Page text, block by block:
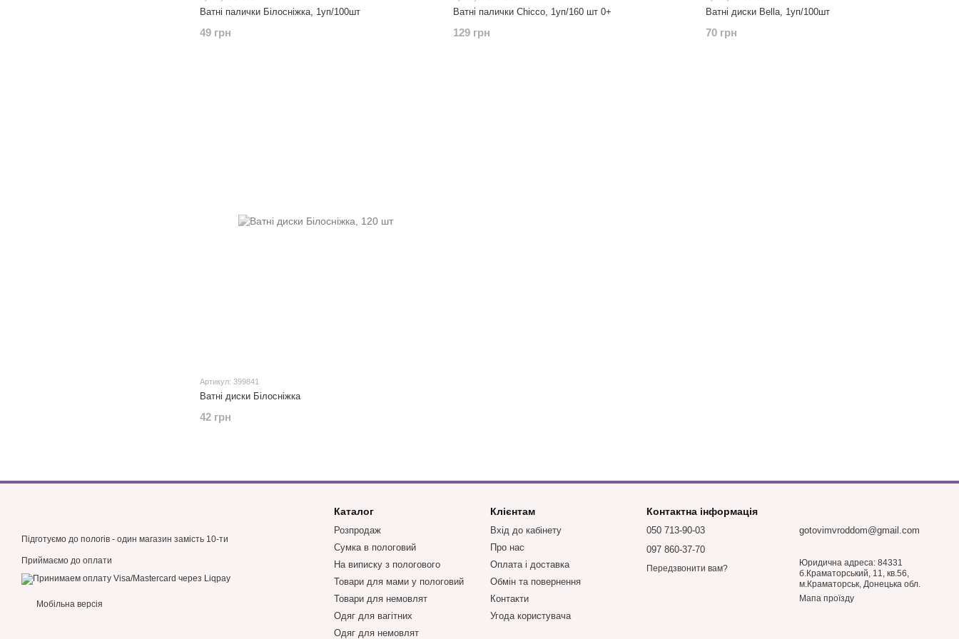
Ватні палички Білосніжка, 1уп/100шт
49 грн
Ватні палички Chicco, 1уп/160 шт 0+
129 грн
Ватні диски Bella, 1уп/100шт
70 грн
Артикул: 399841
Ватні диски Білосніжка
42 грн
Підготуємо до пологів - один магазин замість 10-ти
Приймаємо до оплати
Мобільна версія
Каталог
Розпродаж
Сумка в пологовий
На виписку з пологового
Товари для мами у пологовий
Товари для немовлят
Одяг для вагітних
Одяг для немовлят
Клієнтам
Вхід до кабінету
Про нас
Оплата і доставка
Обмін та повернення
Контакти
Угода користувача
Контактна інформація
050 713-90-03
097 860-37-70
Передзвонити вам?
gotovimvroddom@gmail.com
Юридична адреса: 84331
б.Краматорський, 11, кв.56,
м.Краматорськ, Донецька обл.
Мапа проїзду